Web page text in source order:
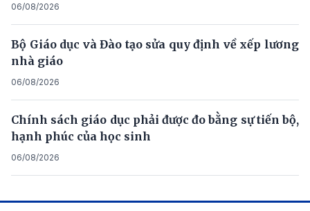
06/08/2026
Bộ Giáo dục và Đào tạo sửa quy định về xếp lương
nhà giáo
06/08/2026
Chính sách giáo dục phải được đo bằng sự tiến bộ,
hạnh phúc của học sinh
06/08/2026